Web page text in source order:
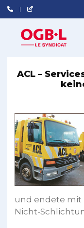
ACL –
und endete mit
Nicht-